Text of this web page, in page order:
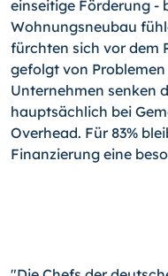
einseitige Förderung -
Wohnungsneubau
fürchten sich vor dem
gefolgt von
Unternehmen senken
hauptsächlich bei
Overhead. Für 83%
Finanzierung eine